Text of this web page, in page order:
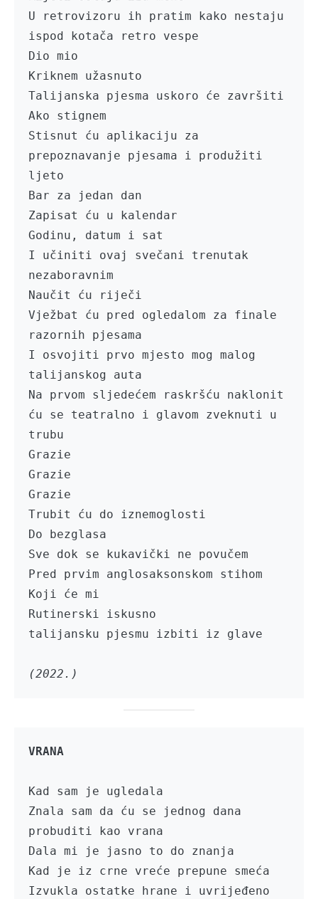
U retrovizoru ih pratim kako nestaju
ispod kotača retro vespe
Dio mio
Kriknem užasnuto
Talijanska pjesma uskoro će završiti
Ako stignem
Stisnut ću aplikaciju za
prepoznavanje pjesama i produžiti
ljeto
Bar za jedan dan
Zapisat ću u kalendar
Godinu, datum i sat
I učiniti ovaj svečani trenutak
nezaboravnim
Naučit ću riječi
Vježbat ću pred ogledalom za finale
razornih pjesama
I osvojiti prvo mjesto mog malog
talijanskog auta
Na prvom sljedećem raskršću naklonit
ću se teatralno i glavom zveknuti u
trubu
Grazie
Grazie
Grazie
Trubit ću do iznemoglosti
Do bezglasa
Sve dok se kukavički ne povučem
Pred prvim anglosaksonskom stihom
Koji će mi
Rutinerski iskusno
talijansku pjesmu izbiti iz glave
(2022.)
VRANA
Kad sam je ugledala
Znala sam da ću se jednog dana
probuditi kao vrana
Dala mi je jasno to do znanja
Kad je iz crne vreće prepune smeća
Izvukla ostatke hrane i uvrijeđeno